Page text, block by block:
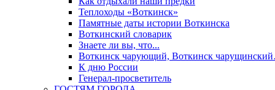
Теплоходы «Воткинск»
Памятные даты истории Воткинска
Воткинский словарик
Знаете ли вы, что...
Воткинск чарующий, Воткинск
К дню России
Генерал-просветитель